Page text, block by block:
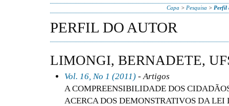
Capa > Pesquisa > Perfil
PERFIL DO AUTOR
LIMONGI, BERNADETE,
Vol. 16, No 1 (2011) - Artigos
A COMPREENSIBILIDADE DOS
ACERCA DOS DEMONSTRATIVOS DA